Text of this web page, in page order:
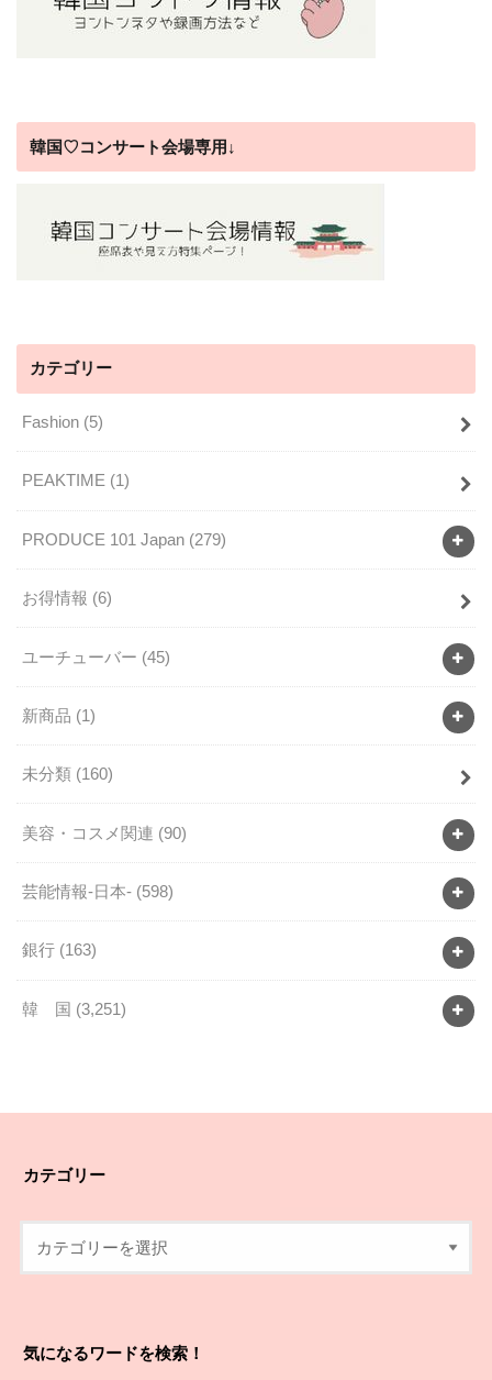
韓国♡コンサート会場専用↓
カテゴリー
Fashion (5)
PEAKTIME (1)
PRODUCE 101 Japan (279)
お得情報 (6)
ユーチューバー (45)
新商品 (1)
未分類 (160)
美容・コスメ関連 (90)
芸能情報-日本- (598)
銀行 (163)
韓 国 (3,251)
カテゴリー
気になるワードを検索！